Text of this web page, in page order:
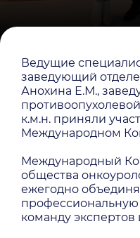
Ведущие
заведующий
Анохина Е.М.,
к.м.н. приняли
Международном
Международный
общества
ежегодно
команду